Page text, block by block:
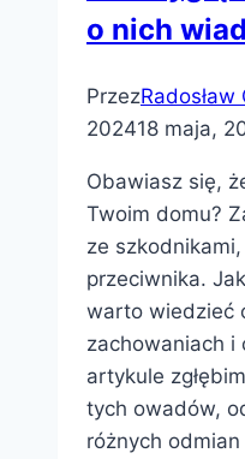
o nich
Przez
202418 maja,
Obawiasz się,
Twoim domu?
ze
przeciwnika.
warto wiedzieć
zachowaniach i
artykule
tych owadów,
różnych